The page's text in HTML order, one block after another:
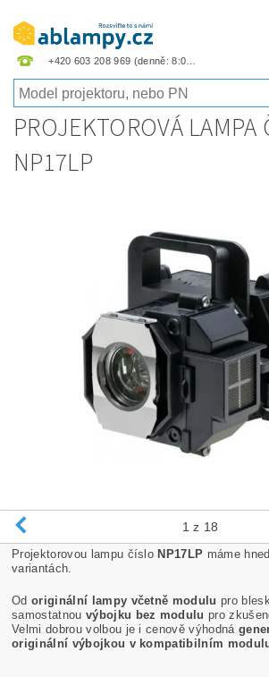
+420 603 208 969
PROJEKTOROVÁ LAMPA
NP17LP
1 z 18
Projektorovou lampu číslo NP17LP máme
variantách.
Odoriginální lampy včetně modulu pro
samostatnou výbojku bez modulu pro
Velmi dobrou volbou je i cenově výhodná
originální výbojkou v kompatibilním